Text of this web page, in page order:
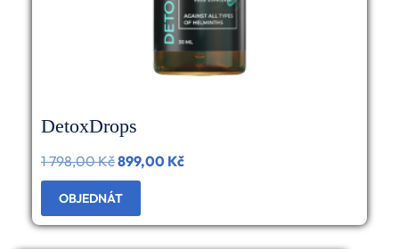
DetoxDrops
1 798,00KčPůvodní
cena
byla:
899,00 KčAktuální
OBJEDNÁT